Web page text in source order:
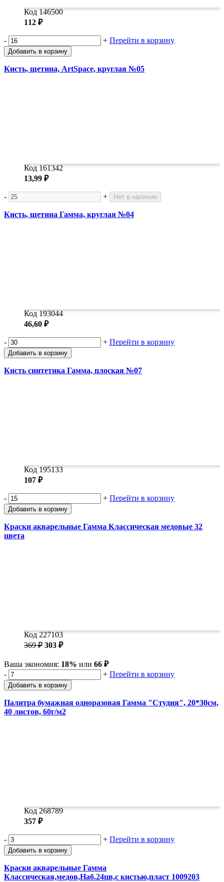
Код 146500
112 ₽
- + Перейти в корзину
Добавить в корзину
Кисть, щетина, ArtSpace, круглая №05
Код 161342
13,99 ₽
- + Нет в наличии
Кисть, щетина Гамма, круглая №04
Код 193044
46,60 ₽
- + Перейти в корзину
Добавить в корзину
Кисть синтетика Гамма, плоская №07
Код 195133
107 ₽
- + Перейти в корзину
Добавить в корзину
Краски акварельные Гамма Классическая медовые 32
цвета
Код 227103
369 ₽ 303 ₽
Ваша экономия: 18% или 66 ₽
-
+ Перейти в корзину
Добавить в корзину
Палитра бумажная одноразовая Гамма "Студия", 20*30см,
40 листов, 60г/м2
Код 268789
357 ₽
- + Перейти в корзину
Добавить в корзину
Краски акварельные Гамма
Классическая,медов,Наб.24цв,с кистью,пласт 1009203